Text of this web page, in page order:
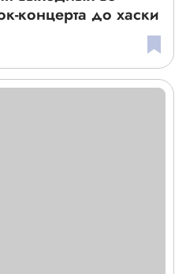
концерта до хаски